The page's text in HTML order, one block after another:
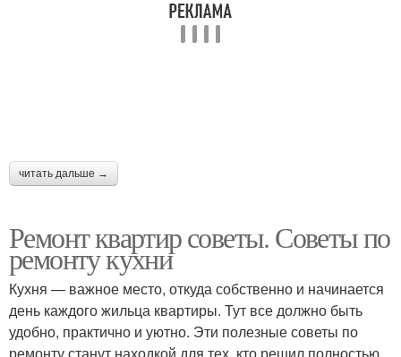
читать дальше →
Ремонт квартир советы. Советы по
ремонту кухни
Кухня — важное место, откуда собственно и начинается
день каждого жильца квартиры. Тут все должно быть
удобно, практично и уютно. Эти полезные советы по